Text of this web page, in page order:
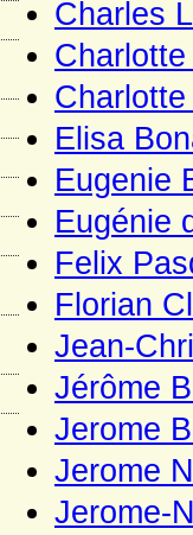
Charles
Elisa
Eugenie
Eugénie
Felix
Florian
Jean-
Jérôme
Jerome
Jerome
Jerome-